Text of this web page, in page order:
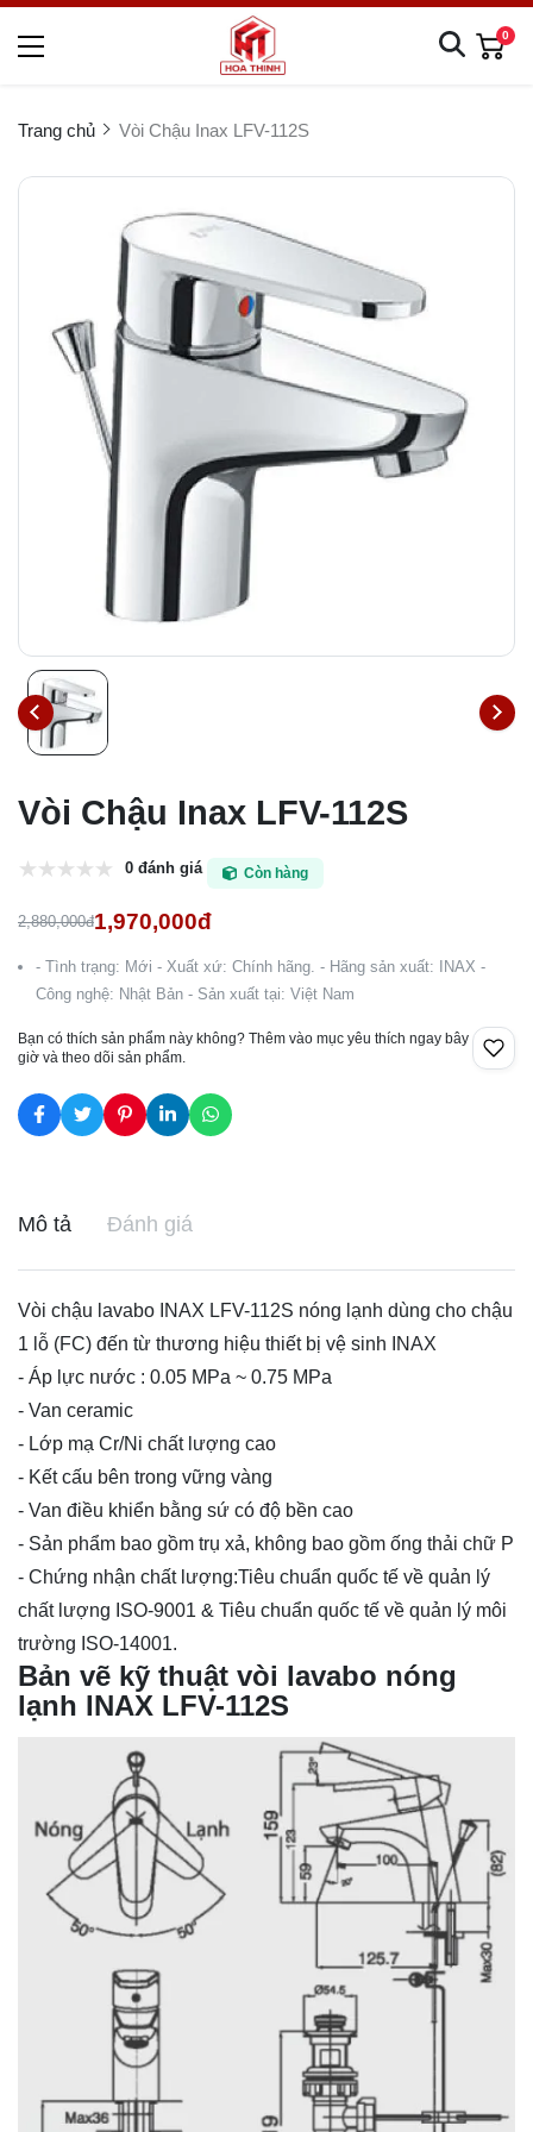
0
Trang chủ Vòi Chậu Inax LFV-112S
Vòi Chậu Inax LFV-112S
0 đánh giá Còn hàng
2,880,000đ1,970,000đ
- Tình trạng: Mới - Xuất xứ: Chính hãng. - Hãng sản xuất: INAX -
Công nghệ: Nhật Bản - Sản xuất tại: Việt Nam
Bạn có thích sản phẩm này không? Thêm vào mục yêu thích ngay bây
giờ và theo dõi sản phẩm.
Mô tả Đánh giá
Vòi chậu lavabo INAX LFV-112S nóng lạnh dùng cho chậu
1 lỗ (FC) đến từ thương hiệu thiết bị vệ sinh INAX
- Áp lực nước : 0.05 MPa ~ 0.75 MPa
- Van ceramic
- Lớp mạ Cr/Ni chất lượng cao
- Kết cấu bên trong vững vàng
- Van điều khiển bằng sứ có độ bền cao
- Sản phẩm bao gồm trụ xả, không bao gồm ống thải chữ P
- Chứng nhận chất lượng:Tiêu chuẩn quốc tế về quản lý
chất lượng ISO-9001 & Tiêu chuẩn quốc tế về quản lý môi
trường ISO-14001.
Bản vẽ kỹ thuật vòi lavabo nóng
lạnh INAX LFV-112S